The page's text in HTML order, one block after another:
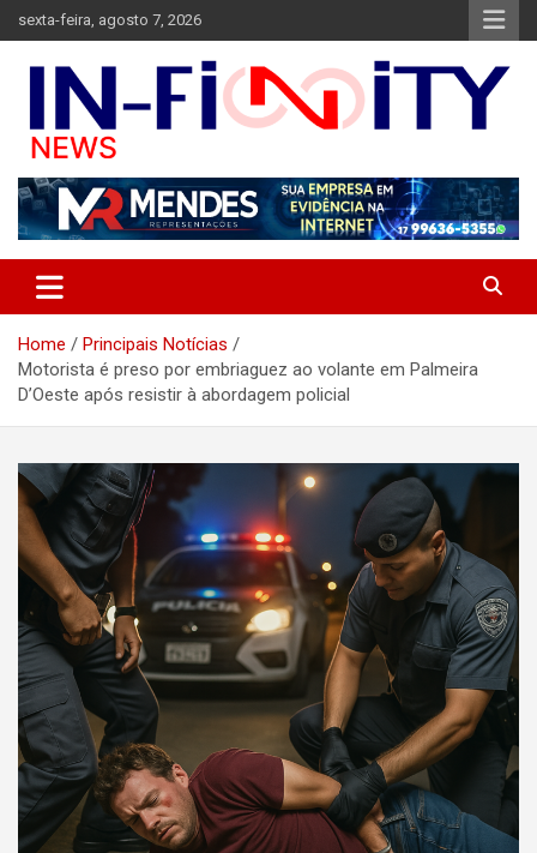
to
content
sexta-feira, agosto 7, 2026
in-finitynews.com
você às informações mais importantes de Jales e região.
Home
Principais Notícias
Motorista é preso por embriaguez ao volante em Palmeira
D’Oeste após resistir à abordagem policial